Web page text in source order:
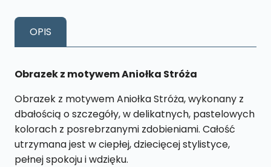
K201
13x13cm
OPIS
Obrazek z motywem Aniołka Stróża
Obrazek z motywem Aniołka Stróża, wykonany z
dbałością o szczegóły, w delikatnych, pastelowych
kolorach z posrebrzanymi zdobieniami. Całość
utrzymana jest w ciepłej, dziecięcej stylistyce,
pełnej spokoju i wdzięku.